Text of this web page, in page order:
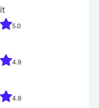
5.0
4.9
4.9